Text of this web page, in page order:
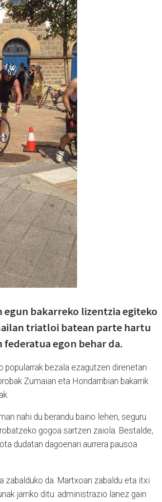
bakarreko lizentzia egiteko
triatloi batean parte hartu
egon behar da.
popularrak bezala ezagutzen direnetan
Zumaian eta Hondarribian bakarrik
nahi du berandu baino lehen, seguru
gogoa sartzen zaiola. Bestalde,
dudatan dagoenari aurrera pausoa
zabalduko da. Martxoan zabaldu eta itxi
jarriko ditu: administrazio lanez gain